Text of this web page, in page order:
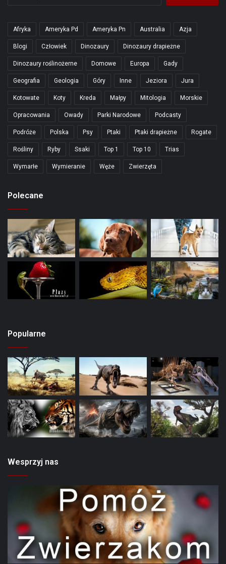
Afryka Ameryka Pd Ameryka Pn Australia Azja
Blogi Człowiek Dinozaury Dinozaury drapieżne
Dinozaury roślinożerne Domowe Europa Gady
Geografia Geologia Góry Inne Jeziora Jura
Kotowate Koty Kreda Małpy Mitologia Morskie
Opracowania Owady Parki Narodowe Podcasty
Podróże Polska Psy Ptaki Ptaki drapieżne Rogate
Rośliny Ryby Ssaki Top 1 Top 10 Trias
Wymarłe Wymieranie Węże Zwierzęta
Polecane
Popularne
Wesprzyj nas